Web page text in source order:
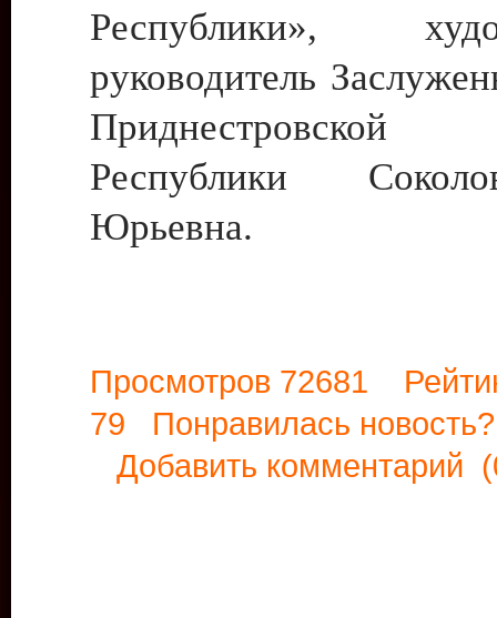
Республики»,
руководитель
Приднестровской
Республики
Юрьевна.
Просмотров 72681
79 Понравилась
Добавить комментарий